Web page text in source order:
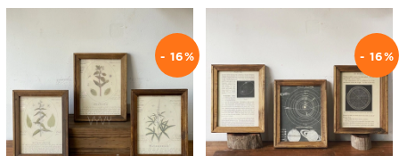
- 16% - 16%